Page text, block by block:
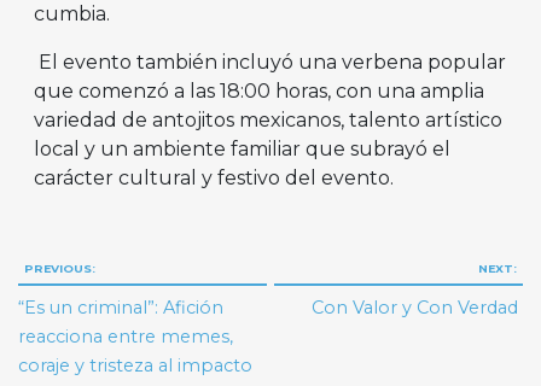
cumbia.
El evento también incluyó una verbena popular
que comenzó a las 18:00 horas, con una amplia
variedad de antojitos mexicanos, talento artístico
local y un ambiente familiar que subrayó el
carácter cultural y festivo del evento.
Navegación
de
entradas
PREVIOUS:
“Es un criminal”: Afición
reacciona entre memes,
coraje y tristeza al impacto
NEXT:
Con Valor y Con Verdad